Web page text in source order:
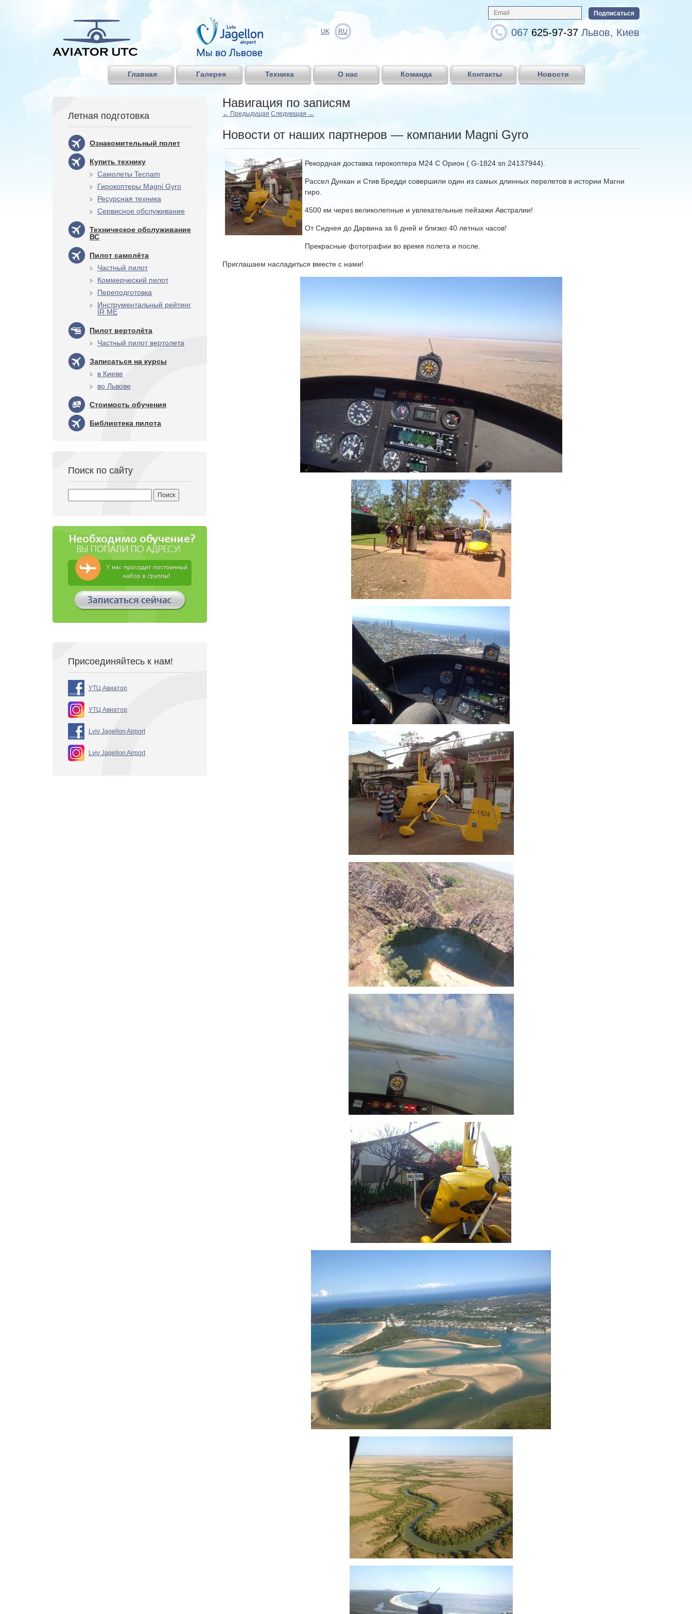
UK RU 067 625-97-37 Львов, Киев
Главная Галерея Техника О нас Команда Контакты Новости
Навигация по записям
← Предыдущая Следующая →
Новости от наших партнеров — компании Magni Gyro
Рекордная доставка гирокоптера M24 C Орион ( G-1824 sn 24137944).
Рассел Дункан и Стив Бредди совершили один из самых длинных перелетов в истории Магни
гиро.
4500 км через великолепные и увлекательные пейзажи Австралии!
От Сиднея до Дарвина за 6 дней и близко 40 летных часов!
Прекрасные фотографии во время полета и после.
Приглашаем насладиться вместе с нами!
Летная подготовка
Ознакомительный полет
Купить технику
Самолеты Tecnam
Гирокоптеры Magni Gyro
Ресурсная техника
Сервисное обслуживание
Техническое обслуживание
ВС
Пилот самолёта
Частный пилот
Коммерческий пилот
Переподготовка
Инструментальный рейтинг
IR ME
Пилот вертолёта
Частный пилот вертолета
Записаться на курсы
в Киеве
во Львове
Стоимость обучения
Библиотека пилота
Поиск по сайту
Присоединяйтесь к нам!
УТЦ Авиатор
УТЦ Авиатор
Lviv Jagellon Airport
Lviv Jagellon Airport